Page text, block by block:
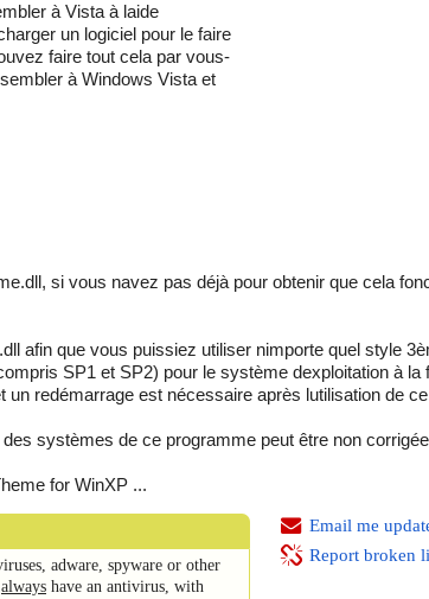
à Vista à laide
un logiciel pour le faire
faire tout cela par vous-
à Windows Vista et
si vous navez pas déjà pour obtenir que cela
afin que vous puissiez utiliser nimporte quel style
SP1 et SP2) pour le système dexploitation à
un redémarrage est nécessaire après lutilisation de
systèmes de ce programme peut être non
for WinXP ...
adware, spyware or other
always have an antivirus, with
Email me
Report broken